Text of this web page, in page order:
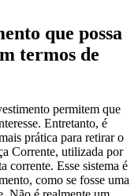
que possa
termos de
permitem que
Entretanto, é
prática para retirar o
Corrente, utilizada por
corrente. Esse sistema é
como se fosse uma